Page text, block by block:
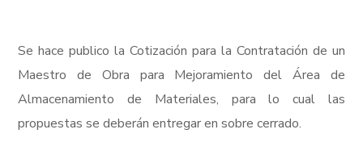
Se hace publico la Cotización para la Contratación de un
Maestro de Obra para Mejoramiento del Área de
Almacenamiento de Materiales, para lo cual las
propuestas se deberán entregar en sobre cerrado.